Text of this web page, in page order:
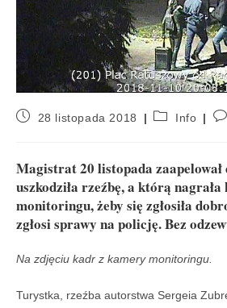
28 listopada 2018 Info
Magistrat 20 listopada zaapelował
uszkodziła rzeźbę, a którą
monitoringu, żeby się zgłosiła
zgłosi sprawy na policję. Bez
Na zdjęciu kadr z kamery monitoringu.
Turystka, rzeźba autorstwa Sergeia